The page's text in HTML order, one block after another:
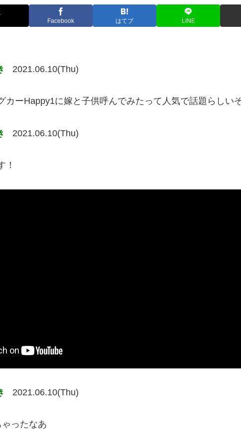
Facebook はてブ LINE
2021.06.10(Thu)
カーHappy1に嫁と子供呼んでみたって人気で話題らしい
2021.06.10(Thu)
！
2021.06.10(Thu)
ったなあ